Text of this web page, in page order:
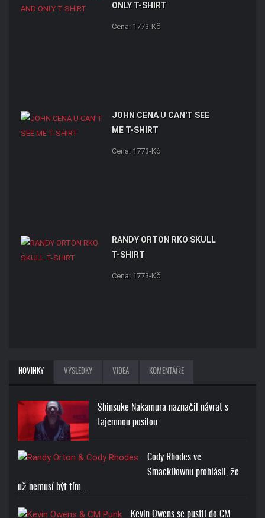
ONLY T-SHIRT
Cena: 1773-Kč
JOHN CENA U CAN'T SEE
ME T-SHIRT
Cena: 1773-Kč
RANDY ORTON RKO SKULL
T-SHIRT
Cena: 1773-Kč
NOVINKY VÝSLEDKY VIDEA KOMENTÁŘE
Shinsuke Nakamura naznačil návrat s
tajemnou posilou
Cody Rhodes ve
SmackDownu prohlásil, že
už nemusí být tím…
Kevin Owens se pustil do CM